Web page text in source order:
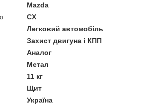
Mazda
CX
Легковий автомобіль
Захист двигуна і КПП
Аналог
Метал
11 кг
Щит
Україна